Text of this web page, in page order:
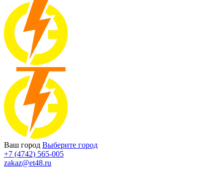
Ваш город Выберите город
+7 (4742) 565-005
zakaz@et48.ru